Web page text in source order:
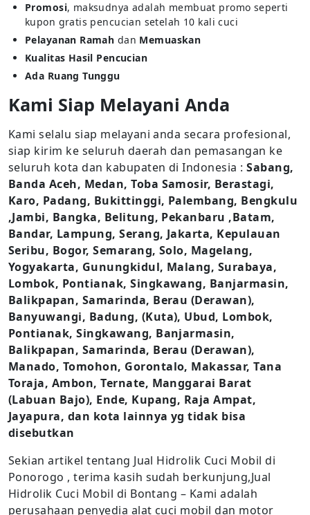
Promosi, maksudnya adalah membuat promo seperti
kupon gratis pencucian setelah 10 kali cuci
Pelayanan Ramah dan Memuaskan
Kualitas Hasil Pencucian
Ada Ruang Tunggu
Kami Siap Melayani Anda
Kami selalu siap melayani anda secara profesional,
siap kirim ke seluruh daerah dan pemasangan ke
seluruh kota dan kabupaten di Indonesia :Sabang,
Banda Aceh, Medan, Toba Samosir, Berastagi,
Karo, Padang, Bukittinggi, Palembang, Bengkulu
,Jambi, Bangka, Belitung, Pekanbaru ,Batam,
Bandar, Lampung, Serang, Jakarta, Kepulauan
Seribu, Bogor, Semarang, Solo, Magelang,
Yogyakarta, Gunungkidul, Malang, Surabaya,
Lombok, Pontianak, Singkawang, Banjarmasin,
Balikpapan, Samarinda, Berau (Derawan),
Banyuwangi, Badung, (Kuta), Ubud, Lombok,
Pontianak, Singkawang, Banjarmasin,
Balikpapan, Samarinda, Berau (Derawan),
Manado, Tomohon, Gorontalo, Makassar, Tana
Toraja, Ambon, Ternate, Manggarai Barat
(Labuan Bajo), Ende, Kupang, Raja Ampat,
Jayapura, dan kota lainnya yg tidak bisa
disebutkan
Sekian artikel tentang Jual Hidrolik Cuci Mobil di
Ponorogo , terima kasih sudah berkunjung,Jual
Hidrolik Cuci Mobil di Bontang – Kami adalah
perusahaan penyedia alat cuci mobil dan motor